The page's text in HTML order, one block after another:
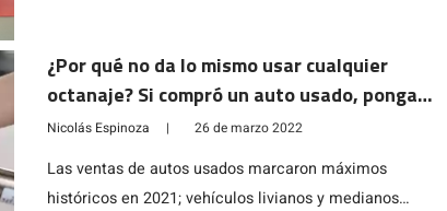
¿Por qué no da lo mismo usar cualquier
octanaje? Si compró un auto usado, ponga
atención a estos consejos
Nicolás Espinoza | 26 de marzo 2022
Las ventas de autos usados marcaron máximos
históricos en 2021; vehículos livianos y medianos